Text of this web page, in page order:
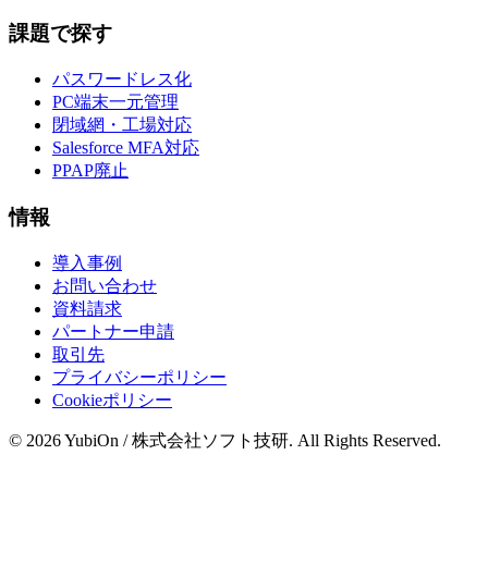
課題で探す
パスワードレス化
PC端末一元管理
閉域網・工場対応
Salesforce MFA対応
PPAP廃止
情報
導入事例
お問い合わせ
資料請求
パートナー申請
取引先
プライバシーポリシー
Cookieポリシー
© 2026 YubiOn / 株式会社ソフト技研. All Rights Reserved.